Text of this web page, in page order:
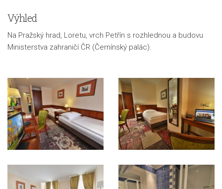
Výhled
Na Pražský hrad, Loretu, vrch Petřín s rozhlednou a budovu
Ministerstva zahraničí ČR (Černínský palác).